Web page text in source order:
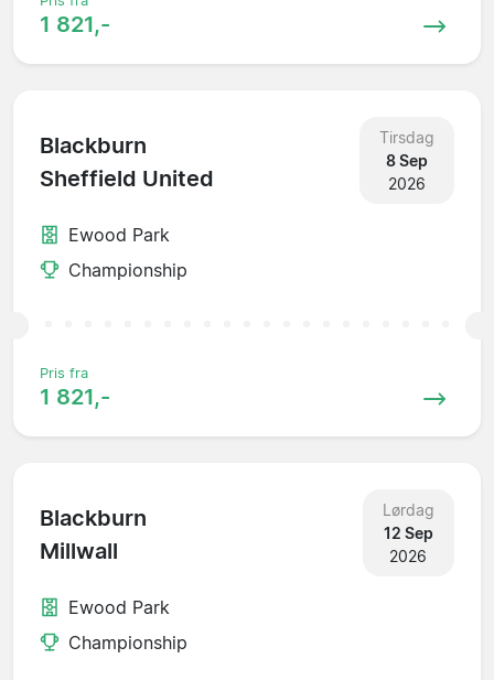
1 821,-
Blackburn
Sheffield United
Tirsdag
8 Sep
2026
Ewood Park
Championship
Pris fra
1 821,-
Blackburn
Millwall
Lørdag
12 Sep
2026
Ewood Park
Championship